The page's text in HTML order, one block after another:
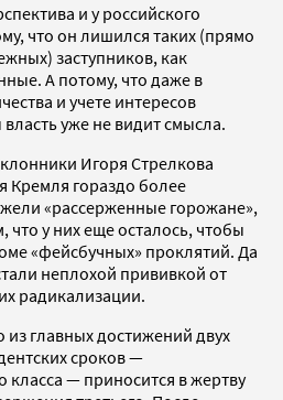
и у российского
что он лишился таких (прямо
заступников, как
А потому, что даже в
и учете интересов
уже не видит смысла.
Игоря Стрелкова
Кремля гораздо более
«рассерженные горожане»,
у них еще осталось, чтобы
«фейсбучных» проклятий. Да
неплохой прививкой от
радикализации.
главных достижений двух
сроков —
класса — приносится в жертву